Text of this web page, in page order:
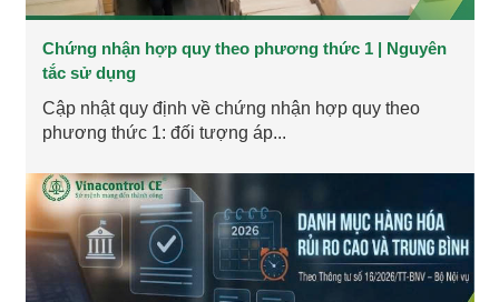
Chứng nhận hợp quy theo phương thức 1 | Nguyên
tắc sử dụng
Cập nhật quy định về chứng nhận hợp quy theo
phương thức 1: đối tượng áp...